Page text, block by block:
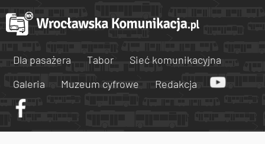
Dla pasażera Tabor
Sieć komunikacyjna
Galeria
Muzeum cyfrowe Redakcja